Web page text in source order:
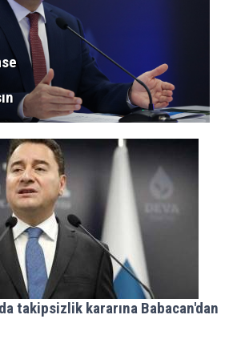
takipsizlik kararına Babacan'dan